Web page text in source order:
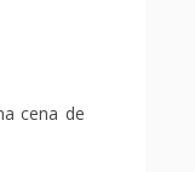
cena de